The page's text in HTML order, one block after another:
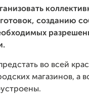
созданию
во всей
магазинов, а